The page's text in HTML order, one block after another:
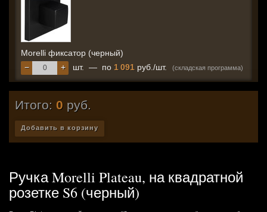
Morelli фиксатор (черный)
+
− шт. — по 1 091 руб./шт. (складская программа)
Итого: 0 руб.
Добавить в корзину
Ручка Morelli Plateau, на квадратной
розетке S6 (черный)